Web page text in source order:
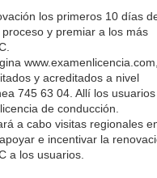
los primeros 10 días
y premiar a los más
www.examenlicencia.com,
y acreditados a nivel
745 63 04. Allí los usuarios
de conducción.
a cabo visitas regionales
e incentivar la
a los usuarios.